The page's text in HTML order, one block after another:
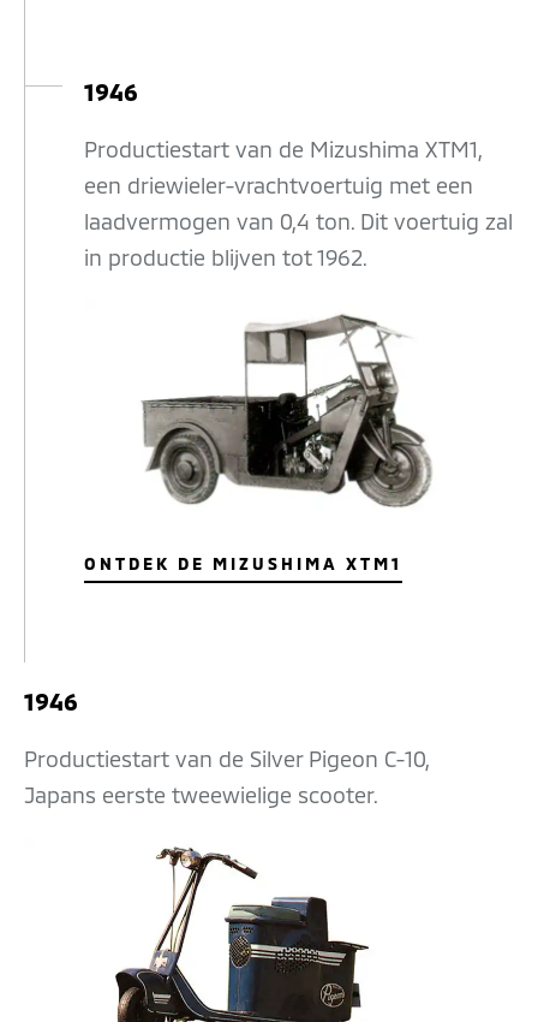
1946
Productiestart van de Mizushima XTM1,
een driewieler-vrachtvoertuig met een
laadvermogen van 0,4 ton. Dit voertuig zal
in productie blijven tot 1962.
ONTDEK DE MIZUSHIMA XTM1
1946
Productiestart van de Silver Pigeon C-10,
Japans eerste tweewielige scooter.